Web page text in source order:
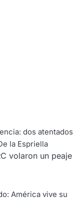
dos atentados
la Espriella
volaron un peaje
América vive su